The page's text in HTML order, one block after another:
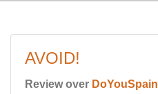
AVOID!
Review over DoYouSpain